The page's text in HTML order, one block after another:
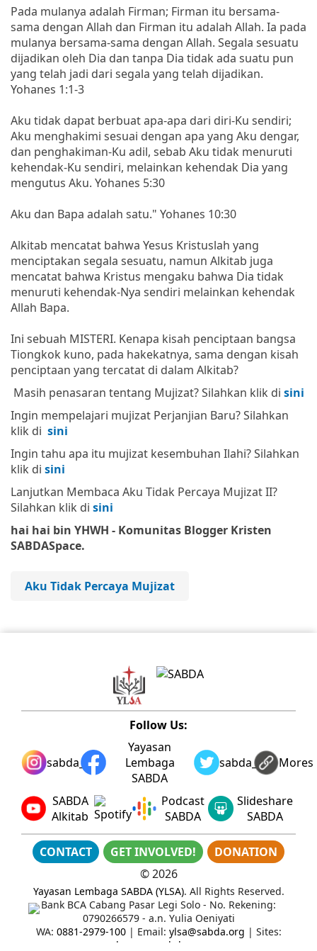
Pada mulanya adalah Firman; Firman itu bersama-
sama dengan Allah dan Firman itu adalah Allah. Ia pada
mulanya bersama-sama dengan Allah. Segala sesuatu
dijadikan oleh Dia dan tanpa Dia tidak ada suatu pun
yang telah jadi dari segala yang telah dijadikan.
Yohanes 1:1-3
Aku tidak dapat berbuat apa-apa dari diri-Ku sendiri;
Aku menghakimi sesuai dengan apa yang Aku dengar,
dan penghakiman-Ku adil, sebab Aku tidak menuruti
kehendak-Ku sendiri, melainkan kehendak Dia yang
mengutus Aku. Yohanes 5:30
Aku dan Bapa adalah satu." Yohanes 10:30
Alkitab mencatat bahwa Yesus Kristuslah yang
menciptakan segala sesuatu, namun Alkitab juga
mencatat bahwa Kristus mengaku bahwa Dia tidak
menuruti kehendak-Nya sendiri melainkan kehendak
Allah Bapa.
Ini sebuah MISTERI. Kenapa kisah penciptaan bangsa
Tiongkok kuno, pada hakekatnya, sama dengan kisah
penciptaan yang tercatat di dalam Alkitab?
Masih penasaran tentang Mujizat? Silahkan klik di sini
Ingin mempelajari mujizat Perjanjian Baru? Silahkan
klik di sini
Ingin tahu apa itu mujizat kesembuhan Ilahi? Silahkan
klik di sini
Lanjutkan Membaca Aku Tidak Percaya Mujizat II?
Silahkan klik di sini
hai hai bin YHWH - Komunitas Blogger Kristen
SABDASpace.
Aku Tidak Percaya Mujizat
Follow Us:
sabda_ylsa
Yayasan
Lembaga
SABDA
sabda_ylsaMores
SABDA
Alkitab
Podcast
SABDA
Slideshare
SABDA
CONTACT GET INVOLVED!
DONATION
©2026
Yayasan Lembaga SABDA (YLSA). All Rights Reserved.
Bank BCA Cabang Pasar Legi Solo - No. Rekening:
0790266579 - a.n. Yulia Oeniyati
WA: 0881-2979-100| Email: ylsa@sabda.org | Sites:
ylsa.org
sabda.org